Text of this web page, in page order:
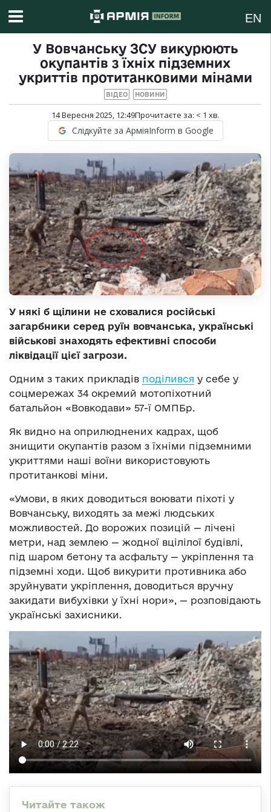
EN
У Вовчанську ЗСУ викурюють
окупантів з їхніх підземних
укриттів протитанковими мінами
ВІДЕО НОВИНИ
14 Вересня 2025, 12:49Прочитаєте за: < 1 хв.
Слідкуйте за АрміяInform в Google
У някі б щілини не сховалися російські
загарбники серед руїн вовчанська, українські
військові знаходять ефективні способи
ліквідації цієї загрози.
Одним з таких прикладів поділився у себе у
соцмережах 34 окремий мотопіхотний
батальйон «Вовкодави» 57-ї ОМПБр.
Як видно на оприлюднених кадрах, щоб
знищити окупантів разом з їхніми підземними
укриттями наші воїни використовують
протитанкові міни.
«Умови, в яких доводиться воювати піхоті у
Вовчанську, виходять за межі людських
можливостей. До ворожих позицій — лічені
метри, над землею — жодної вцілілої будівлі,
під шаром бетону та асфальту — укріплення та
підземні ходи. Щоб викурити противника або
зруйнувати укріплення, доводиться вручну
закидати вибухівки у їхні нори», — розповідають
українські захисники.